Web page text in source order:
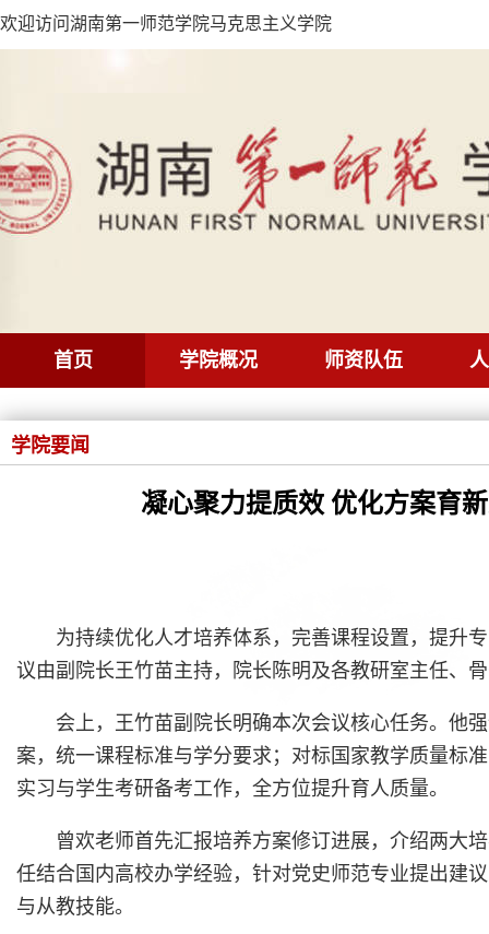
欢迎访问湖南第一师范学院马克思主义学院
首页 学院概况 师资队伍
学院要闻
凝心聚力提质效 优化方案育
为持续优化人才培养体系，完善课程设置，提升
议由副院长王竹苗主持，院长陈明及各教研室主任、
会上，王竹苗副院长明确本次会议核心任务。他
案，统一课程标准与学分要求；对标国家教学质量标
实习与学生考研备考工作，全方位提升育人质量。
曾欢老师首先汇报培养方案修订进展，介绍两大
任结合国内高校办学经验，针对党史师范专业提出建
与从教技能。